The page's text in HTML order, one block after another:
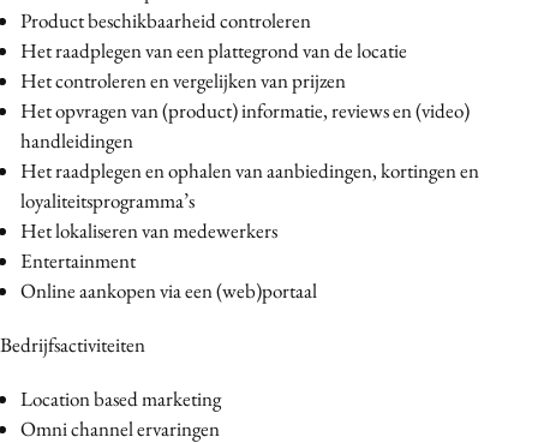
Product beschikbaarheid controleren
Het raadplegen van een plattegrond van de locatie
Het controleren en vergelijken van prijzen
Het opvragen van (product) informatie, reviews en (video)
handleidingen
Het raadplegen en ophalen van aanbiedingen, kortingen en
loyaliteitsprogramma’s
Het lokaliseren van medewerkers
Entertainment
Online aankopen via een (web)portaal
Bedrijfsactiviteiten
Location based marketing
Omni channel ervaringen